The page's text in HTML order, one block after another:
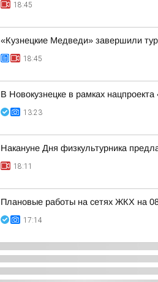
18:45
«Кузнецкие Медведи» завершили
18:45
В Новокузнецке в рамках
13:23
Накануне Дня физкультурника
18:11
Плановые работы на сетях ЖКХ на
17:14